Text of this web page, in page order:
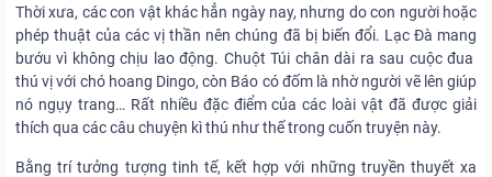
Thời xưa, các con vật khác hẳn ngày nay, nhưng do con người hoặc
phép thuật của các vị thần nên chúng đã bị biến đổi. Lạc Đà mang
bướu vì không chịu lao động. Chuột Túi chân dài ra sau cuộc đua
thú vị với chó hoang Dingo, còn Báo có đốm là nhờ người vẽ lên giúp
nó ngụy trang… Rất nhiều đặc điểm của các loài vật đã được giải
thích qua các câu chuyện kì thú như thế trong cuốn truyện này.
Bằng trí tưởng tượng tinh tế, kết hợp với những truyền thuyết xa